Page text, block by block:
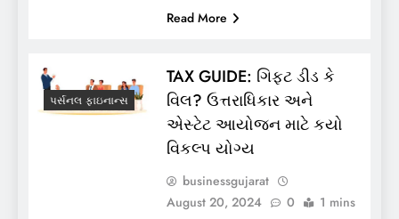
Read More
પર્સનલ ફાઇનાન્સ
TAX GUIDE: ગિફ્ટ ડીડ કે
વિલ? ઉત્તરાધિકાર અને
એસ્ટેટ આયોજન માટે કયો
વિકલ્પ યોગ્ય
businessgujarat
August 20, 2024
0 1 mins